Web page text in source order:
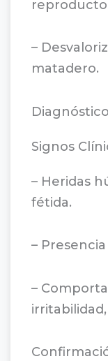
–
matadero.
Signos
– Heridas
fétida.
–
–